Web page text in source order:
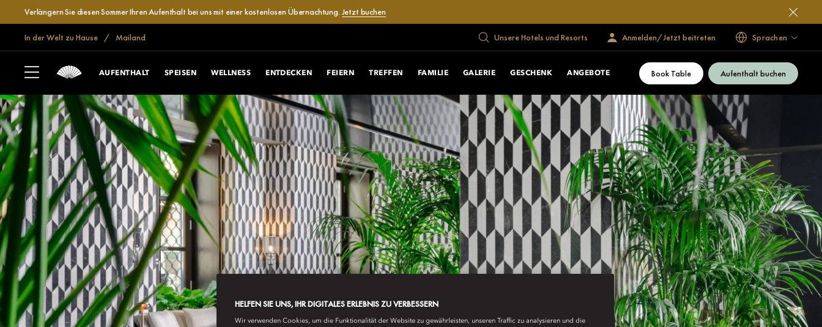
Verlängern Sie diesen Sommer Ihren Aufenthalt bei uns mit einer kostenlosen Übernachtung. Jetzt buchen
In der Welt zu Hause Mailand Unsere Hotels und Resorts Anmelden/Jetzt beitreten Sprachen
AUFENTHALT SPEISEN WELLNESS ENTDECKEN FEIERN TREFFEN FAMILIE GALERIE GESCHENK ANGEBOTE Book Table Aufenthalt buchen
HELFEN SIE UNS, IHR DIGITALES ERLEBNIS ZU VERBESSERN
Wir verwenden Cookies, um die Funktionalität der Website zu gewährleisten, unseren Traffic zu analysieren und die